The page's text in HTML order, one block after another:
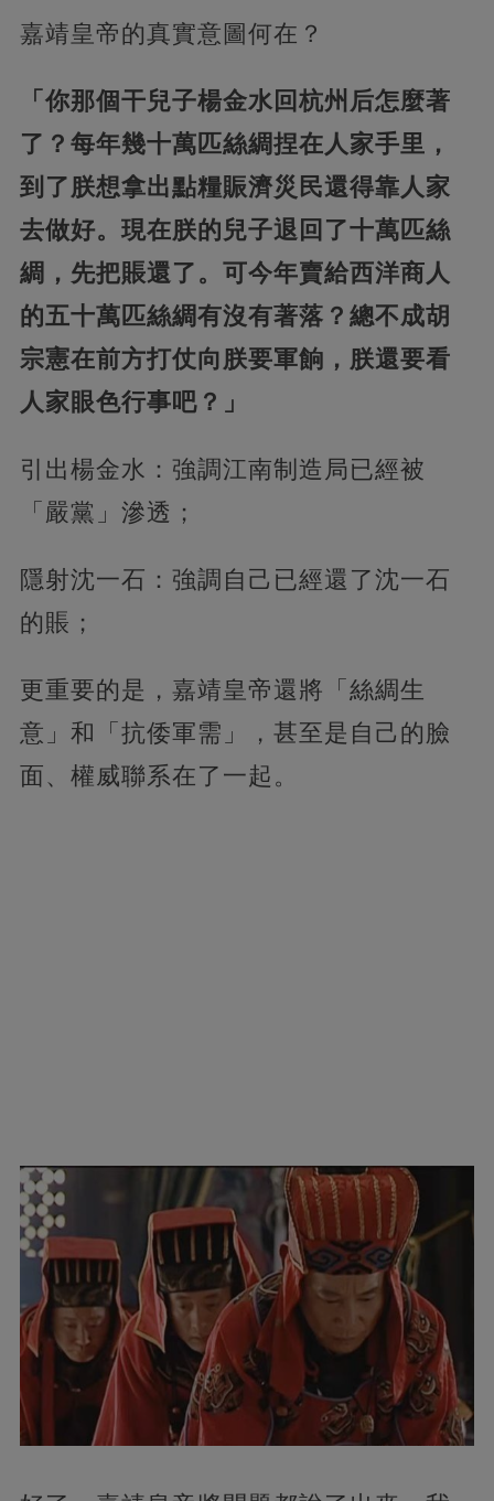
嘉靖皇帝的真實意圖何在？
「你那個干兒子楊金水回杭州后怎麼著
了？每年幾十萬匹絲綢捏在人家手里，
到了朕想拿出點糧賑濟災民還得靠人家
去做好。現在朕的兒子退回了十萬匹絲
綢，先把賬還了。可今年賣給西洋商人
的五十萬匹絲綢有沒有著落？總不成胡
宗憲在前方打仗向朕要軍餉，朕還要看
人家眼色行事吧？」
引出楊金水：強調江南制造局已經被
「嚴黨」滲透；
隱射沈一石：強調自己已經還了沈一石
的賬；
更重要的是，嘉靖皇帝還將「絲綢生
意」和「抗倭軍需」，甚至是自己的臉
面、權威聯系在了一起。